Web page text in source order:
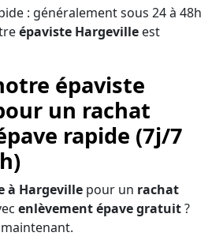
: généralement sous 24 à 48h
épaviste Hargeville est
épaviste
un rachat
rapide (7j/7
à Hargeville pour un rachat
enlèvement épave gratuit?